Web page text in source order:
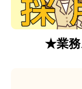
★業務